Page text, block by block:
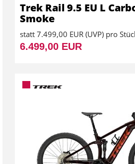
Trek Rail 9.5 EU L
Smoke
statt 7.499,00 EUR (UVP) pro
6.499,00 EUR